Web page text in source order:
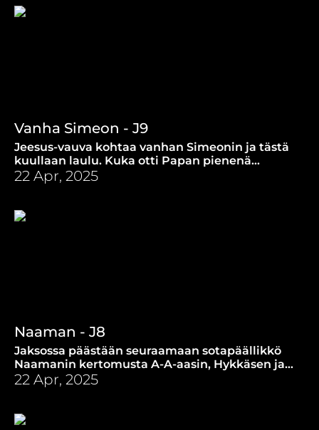
Vanha Simeon - J9
Jeesus-vauva kohtaa vanhan Simeonin ja tästä
kuullaan laulu. Kuka otti Papan pienenä
poikana kiinni hänen hypätessään talon katolta
22 Apr, 2025
Naaman - J8
Jaksossa päästään seuraamaan sotapäällikkö
Naamanin kertomusta A-A-aasin, Hykkäsen ja
yllätysvieraan esittämänä.
22 Apr, 2025